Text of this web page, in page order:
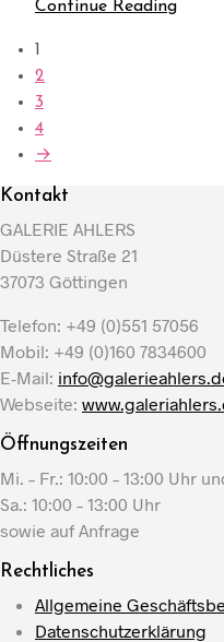
Continue Reading
1
2
3
4
→
Kontakt
GALERIE AHLERS
Düstere Straße 21
37073 Göttingen
Telefon: +49 (0)551 57056
Mobil: +49 (0)160 7834600
E-Mail:
Webseite:
Öffnungszeiten
Mi. – Fr.: 10:00 – 13:00 Uhr
Sa.: 10:00 – 13:00 Uhr
sowie auf Anfrage
Rechtliches
Allgemeine
Datenschutzerklärung